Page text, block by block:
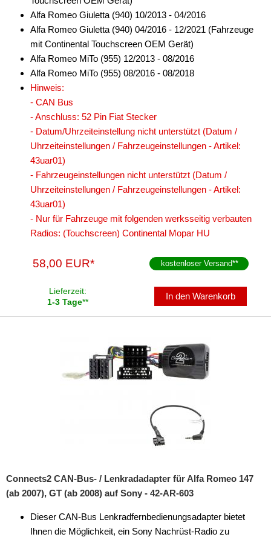
Freischaltmodule
Freisprechadapter
Handyhalterungen
Lautsprecheradapter
Lautsprechereinbauset
Lautsprecherkabel
Lautsprecherringe
Lenkradadapter
Multimediainterface
Radioblenden
Stromversorgung
USB-Adapter
Alfa Romeo Giuletta (940) 10/2013 - 04/2016
Alfa Romeo Giuletta (940) 04/2016 - 12/2021 (Fahrzeuge
mit Continental Touchscreen OEM Gerät)
Alfa Romeo MiTo (955) 12/2013 - 08/2016
Alfa Romeo MiTo (955) 08/2016 - 08/2018
Hinweis:
- CAN Bus
- Anschluss: 52 Pin Fiat Stecker
- Datum/Uhrzeiteinstellung nicht unterstützt (Datum /
Uhrzeiteinstellungen / Fahrzeugeinstellungen - Artikel:
43uar01)
- Fahrzeugeinstellungen nicht unterstützt (Datum /
Uhrzeiteinstellungen / Fahrzeugeinstellungen - Artikel:
43uar01)
- Nur für Fahrzeuge mit folgenden werksseitig verbauten
Radios: (Touchscreen) Continental Mopar HU
58,00 EUR* kostenloser Versand**
Lieferzeit:
1-3 Tage**
In den Warenkorb
Connects2 CAN-Bus- / Lenkradadapter für Alfa Romeo 147
(ab 2007), GT (ab 2008) auf Sony - 42-AR-603
Dieser CAN-Bus Lenkradfernbedienungsadapter bietet
Ihnen die Möglichkeit, ein Sony Nachrüst-Radio zu